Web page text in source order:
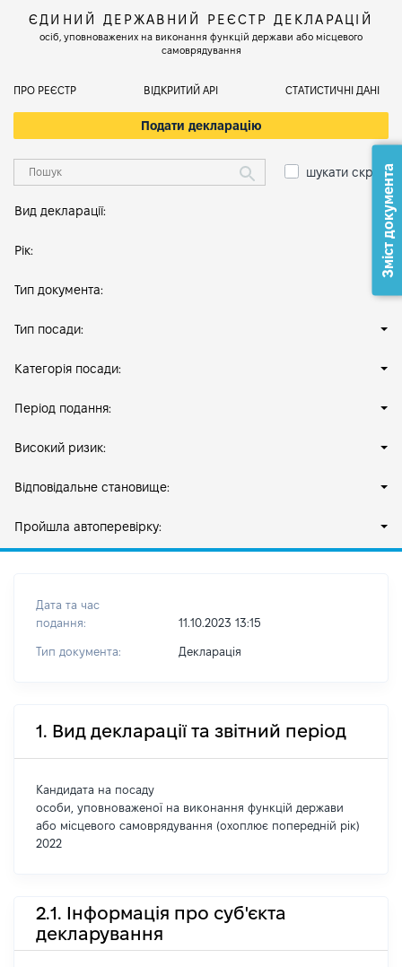
ЄДИНИЙ ДЕРЖАВНИЙ РЕЄСТР ДЕКЛАРАЦІЙ
осіб, уповноважених на виконання функцій держави або місцевого
самоврядування
ПРО РЕЄСТР ВІДКРИТИЙ АРІ СТАТИСТИЧНІ ДАНІ
Подати декларацію
шукати скрізь
Вид декларації:
Рік:
Тип документа:
Тип посади:
Категорія посади:
Період подання:
Високий ризик:
Відповідальне становище:
Пройшла автоперевірку:
Дата та час
подання:
11.10.2023 13:15
Тип документа: Декларація
1. Вид декларації та звітний період
Кандидата на посаду
особи, уповноваженої на виконання функцій держави
або місцевого самоврядування (охоплює попередній рік)
2022
2.1. Інформація про суб'єкта
декларування
Зміст документа